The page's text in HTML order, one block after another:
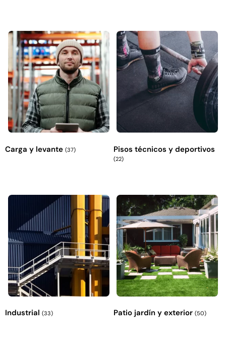
Carga y levante (37) Pisos técnicos y deportivos
(22)
Industrial (33) Patio jardín y exterior (50)